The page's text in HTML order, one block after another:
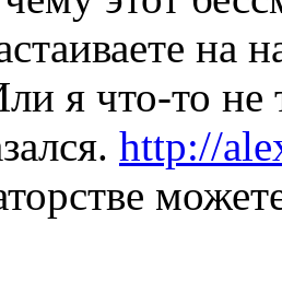
на
я что-то не
http://